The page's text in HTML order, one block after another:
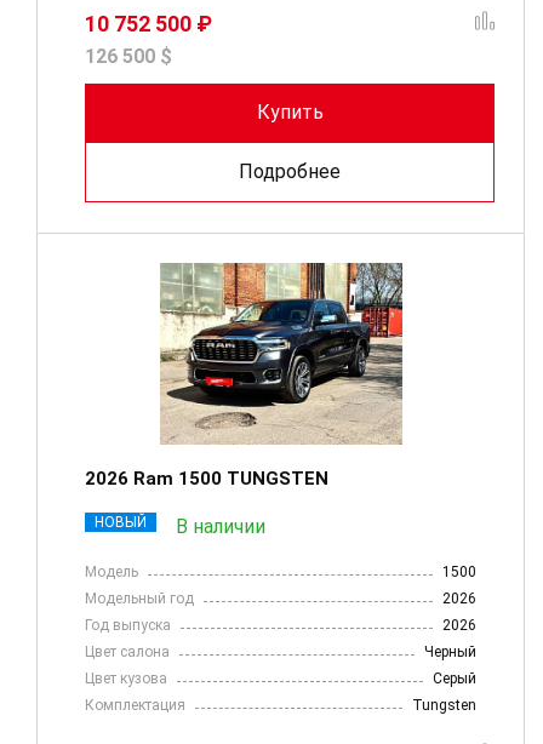
10 752 500 ₽
126 500 $
Купить
Подробнее
2026 Ram 1500 TUNGSTEN
НОВЫЙ В наличии
Модель
1500
Модельный год
2026
Год выпуска
2026
Цвет салона
Черный
Цвет кузова
Серый
Комплектация
Tungsten